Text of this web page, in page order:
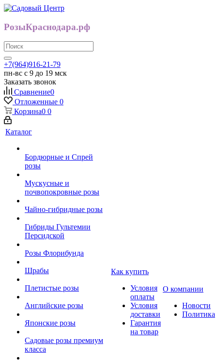
РозыКраснодара.рф
+7(964)916-21-79
пн-вс с 9 до 19 мск
Заказать звонок
Сравнение0
Отложенные 0
Корзина0 0
Каталог
Бордюрные и Спрей
розы
Мускусные и
почвопокровные розы
Чайно-гибридные розы
Гибриды Гультемии
Персидской
Розы Флорибунда
Шрабы
Плетистые розы
Английские розы
Японские розы
Садовые розы премиум
класса
Как купить
Условия
оплаты
Условия
доставки
Гарантия
на товар
О компании
Новости
Политика